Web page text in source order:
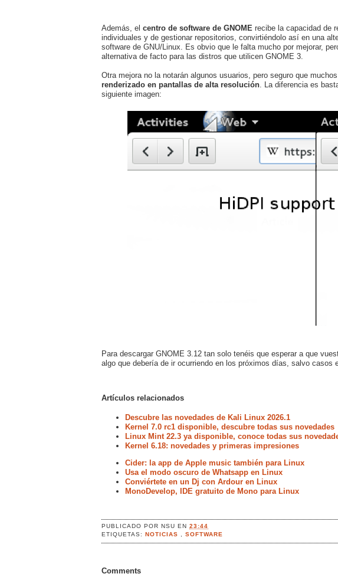
Además, el centro de software de GNOME recibe la capacidad de
individuales y de gestionar repositorios, convirtiéndolo así en una
software de GNU/Linux. Es obvio que le falta mucho por mejorar,
alternativa de facto para las distros que utilicen GNOME 3.
Otra mejora no la notarán algunos usuarios, pero seguro que
renderizado en pantallas de alta resolución . La diferencia es
siguiente imagen:
Para descargar GNOME 3.12 tan solo tenéis que esperar a que
algo que debería de ir ocurriendo en los próximos días, salvo casos
Artículos relacionados
Descubre las novedades de Kali Linux 2026.1
Kernel 7.0 rc1 disponible, descubre todas sus novedades
Linux Mint 22.3 ya disponible, conoce todas sus
Kernel 6.18: novedades y primeras impresiones
Cider: la app de Apple music también para Linux
Usa el modo oscuro de Whatsapp en Linux
Conviértete en un Dj con Ardour en Linux
MonoDevelop, IDE gratuito de Mono para Linux
PUBLICADO PORNSUEN23:44
ETIQUETAS:NOTICIAS ,SOFTWARE
Comments